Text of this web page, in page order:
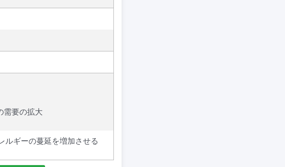
需要の拡大
ルギーの蔓延を増加させる